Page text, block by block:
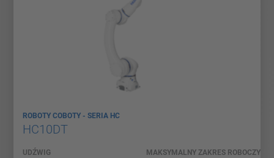
ROBOTY COBOTY - SERIA HC
HC10DT
UDŹWIG MAKSYMALNY ZAKRES ROBOCZY